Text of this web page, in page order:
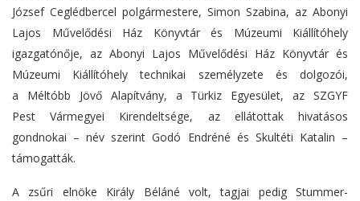
József Ceglédbercel polgármestere, Simon Szabina, az Abonyi
Lajos Művelődési Ház Könyvtár és Múzeumi Kiállítóhely
igazgatónője, az Abonyi Lajos Művelődési Ház Könyvtár és
Múzeumi Kiállítóhely technikai személyzete és dolgozói,
a Méltóbb Jövő Alapítvány, a Türkiz Egyesület, az SZGYF
Pest Vármegyei Kirendeltsége, az ellátottak hivatásos
gondnokai – név szerint Godó Endréné és Skultéti Katalin –
támogatták.
A zsűri elnöke Király Béláné volt, tagjai pedig Stummer-